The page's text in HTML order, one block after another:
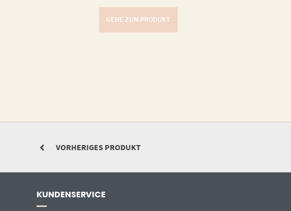
GEHE ZUM PRODUKT
VORHERIGES PRODUKT
KUNDENSERVICE